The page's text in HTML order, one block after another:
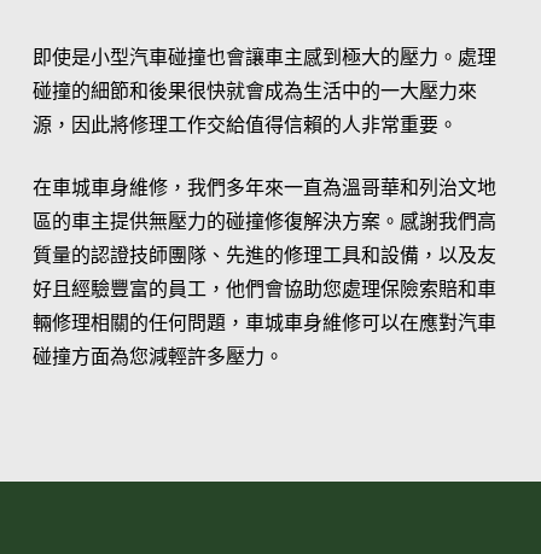
即使是小型汽車碰撞也會讓車主感到極大的壓力。處理
碰撞的細節和後果很快就會成為生活中的一大壓力來
源，因此將修理工作交給值得信賴的人非常重要。
在車城車身維修，我們多年來一直為溫哥華和列治文地
區的車主提供無壓力的碰撞修復解決方案。感謝我們高
質量的認證技師團隊、先進的修理工具和設備，以及友
好且經驗豐富的員工，他們會協助您處理保險索賠和車
輛修理相關的任何問題，車城車身維修可以在應對汽車
碰撞方面為您減輕許多壓力。